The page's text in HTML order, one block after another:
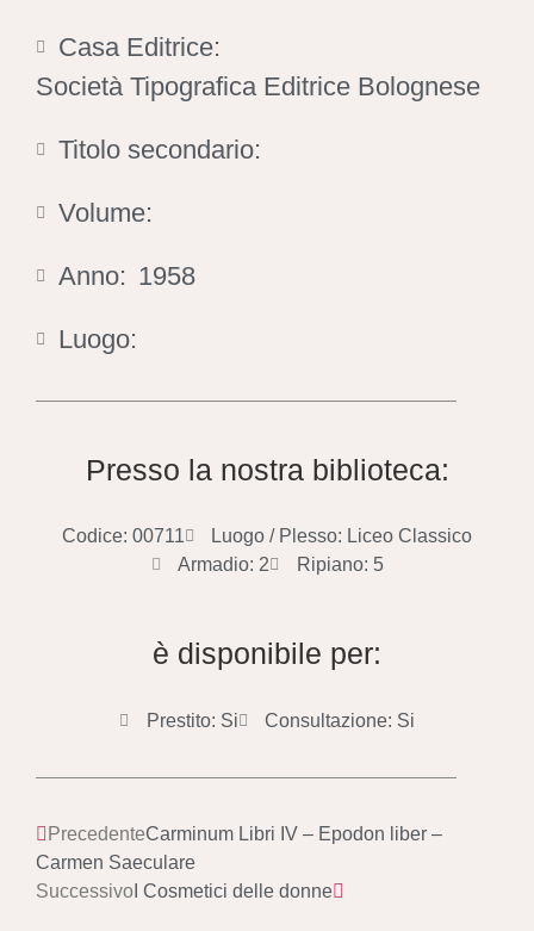
Casa Editrice:
Società Tipografica Editrice Bolognese
Titolo secondario:
Volume:
Anno: 1958
Luogo:
Presso la nostra biblioteca:
Codice: 00711
Luogo / Plesso: Liceo Classico
Armadio: 2
Ripiano: 5
è disponibile per:
Prestito: Si Consultazione: Si
PrecedenteCarminum Libri IV – Epodon liber –
Carmen Saeculare
Successivo I Cosmetici delle donne